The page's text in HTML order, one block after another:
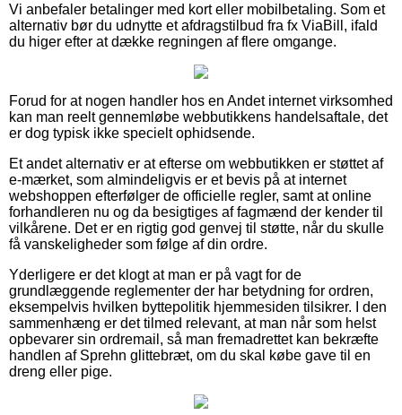
Vi anbefaler betalinger med kort eller mobilbetaling. Som et
alternativ bør du udnytte et afdragstilbud fra fx ViaBill, ifald
du higer efter at dække regningen af flere omgange.
Forud for at nogen handler hos en Andet internet virksomhed
kan man reelt gennemløbe webbutikkens handelsaftale, det
er dog typisk ikke specielt ophidsende.
Et andet alternativ er at efterse om webbutikken er støttet af
e-mærket, som almindeligvis er et bevis på at internet
webshoppen efterfølger de officielle regler, samt at online
forhandleren nu og da besigtiges af fagmænd der kender til
vilkårene. Det er en rigtig god genvej til støtte, når du skulle
få vanskeligheder som følge af din ordre.
Yderligere er det klogt at man er på vagt for de
grundlæggende reglementer der har betydning for ordren,
eksempelvis hvilken byttepolitik hjemmesiden tilsikrer. I den
sammenhæng er det tilmed relevant, at man når som helst
opbevarer sin ordremail, så man fremadrettet kan bekræfte
handlen af Sprehn glittebræt, om du skal købe gave til en
dreng eller pige.